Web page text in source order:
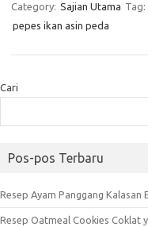
Category: Sajian Utama Tag:
pepes ikan asin peda
Cari
Pos-pos Terbaru
Resep Ayam Panggang Kalasan
Resep Oatmeal Cookies Coklat